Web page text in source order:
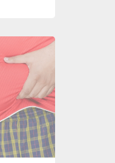
LIRE PLUS...